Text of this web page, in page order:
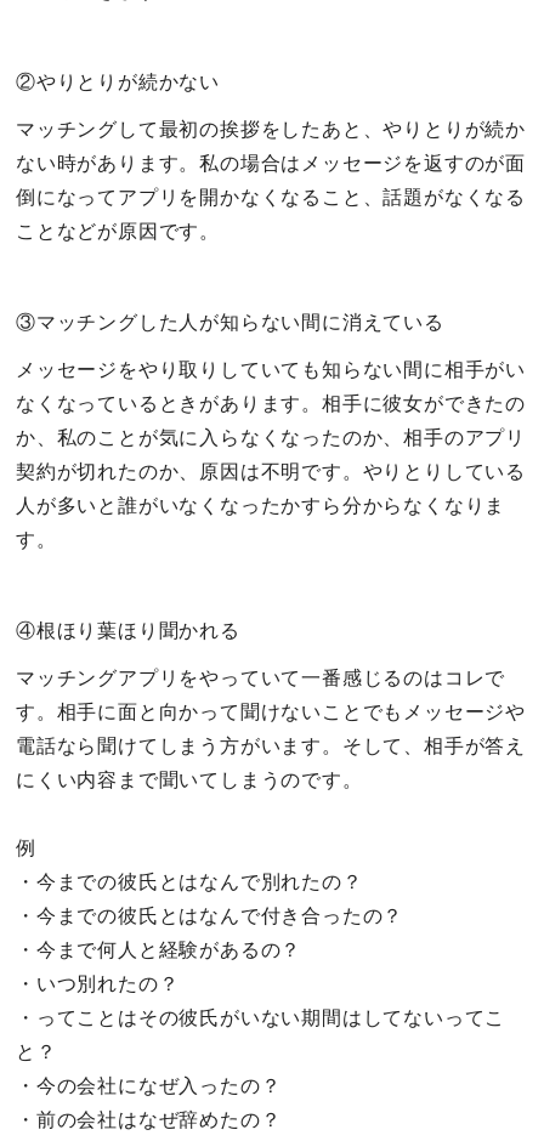
②やりとりが続かない
マッチングして最初の挨拶をしたあと、やりとりが続か
ない時があります。私の場合はメッセージを返すのが面
倒になってアプリを開かなくなること、話題がなくなる
ことなどが原因です。
③マッチングした人が知らない間に消えている
メッセージをやり取りしていても知らない間に相手がい
なくなっているときがあります。相手に彼女ができたの
か、私のことが気に入らなくなったのか、相手のアプリ
契約が切れたのか、原因は不明です。やりとりしている
人が多いと誰がいなくなったかすら分からなくなりま
す。
④根ほり葉ほり聞かれる
マッチングアプリをやっていて一番感じるのはコレで
す。相手に面と向かって聞けないことでもメッセージや
電話なら聞けてしまう方がいます。そして、相手が答え
にくい内容まで聞いてしまうのです。
例
・今までの彼氏とはなんで別れたの？
・今までの彼氏とはなんで付き合ったの？
・今まで何人と経験があるの？
・いつ別れたの？
・ってことはその彼氏がいない期間はしてないってこ
と？
・今の会社になぜ入ったの？
・前の会社はなぜ辞めたの？